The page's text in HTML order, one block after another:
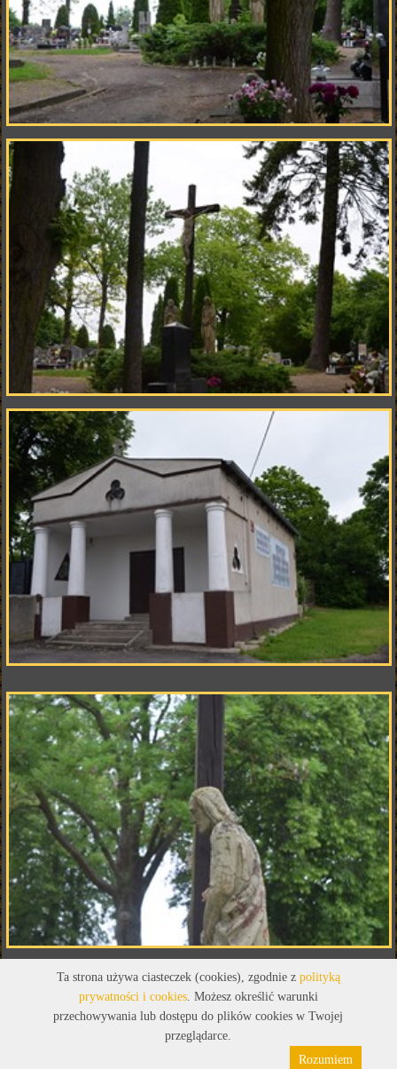
Pliki cookies
Ta strona używa ciasteczek (cookies), zgodnie z polityką
prywatności i cookies. Możesz określić warunki
przechowywania lub dostępu do plików cookies w Twojej
przeglądarce.
Rozumiem